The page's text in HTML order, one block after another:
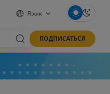
Язык
ПОДПИСАТЬСЯ